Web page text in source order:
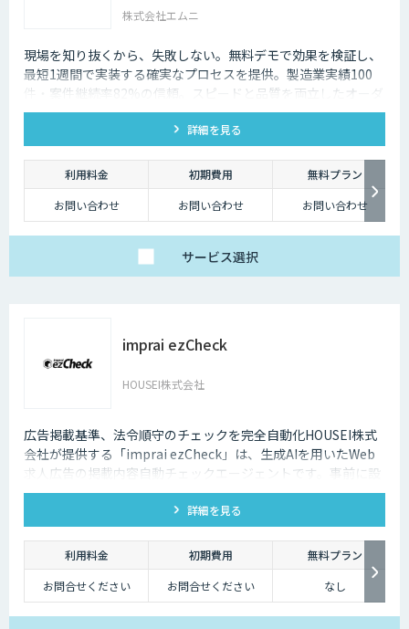
株式会社エムニ
現場を知り抜くから、失敗しない。無料デモで効果を検証し、
最短1週間で実装する確実なプロセスを提供。製造業実績100
件・案件継続率82%の信頼。スピードと品質を両立したオーダ
ーメイドAIならエムニ。
詳細を見る
利用料金 初期費用
無料プラン
お問い合わせ
お問い合わせ お問い合わせ
サービス選択
imprai ezCheck
HOUSEI株式会社
広告掲載基準、法令順守のチェックを完全自動化HOUSEI株式
会社が提供する「imprai ezCheck」は、生成AIを用いたWeb
求人広告の掲載内容自動チェックエージェントです。事前に設
定されたチェック条件に基づき、対象求人サイトを自動で巡回
し、結果レポートを送信します。詳細を見る
利用料金 初期費用
無料プラン
お問合せください
お問合せください なし